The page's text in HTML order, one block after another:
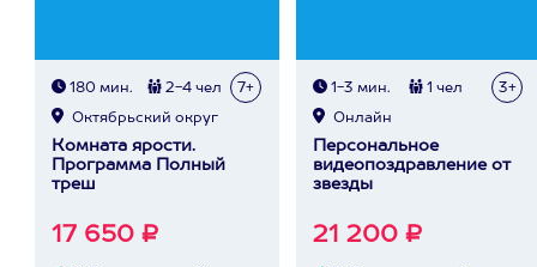
180 мин. 2-4 чел 7+
Октябрьский округ
Комната ярости.
Программа Полный
треш
17 650 ₽
1-3 мин. 1 чел 3+
Онлайн
Персональное
видеопоздравление от
звезды
21 200 ₽